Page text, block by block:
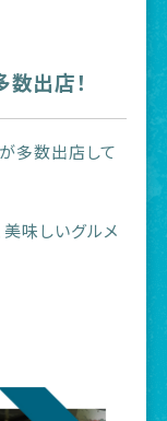
出店！
多数出店して
味しいグルメ